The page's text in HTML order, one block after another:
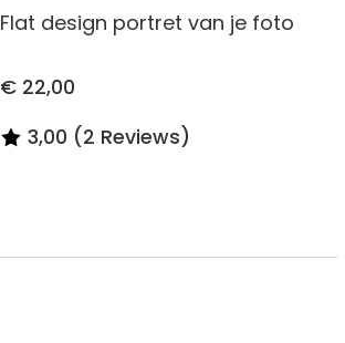
Flat design portret van je foto
€ 22,00
3,00 (2 Reviews)